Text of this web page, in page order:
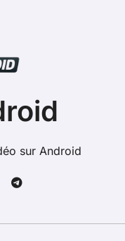
sur Android